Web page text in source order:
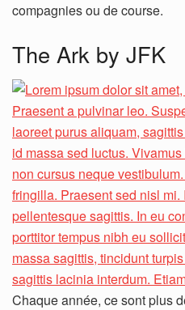
compagnies ou de course.
The Ark by JFK
Chaque année, ce sont plus